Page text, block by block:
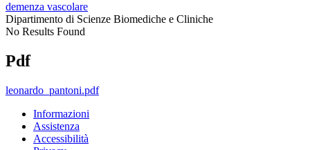
demenza vascolare
Dipartimento di Scienze Biomediche e Cliniche
No Results Found
Pdf
leonardo_pantoni.pdf
Informazioni
Assistenza
Accessibilità